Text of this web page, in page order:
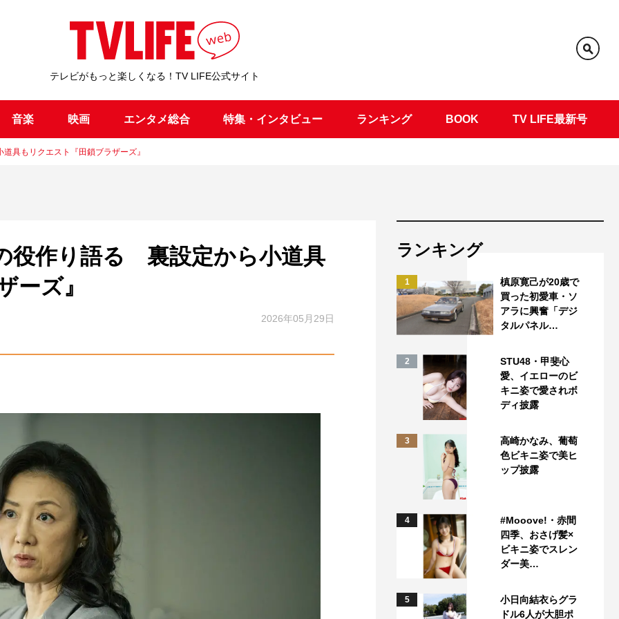
テレビがもっと楽しくなる！TV LIFE公式サイト
音楽 映画 エンタメ総合 特集・インタビュー ランキング BOOK TV LIFE最新号
具もリクエスト『田鎖ブラザーズ』
役作り語る 裏設定から小道具
ーズ』
2026年05月29日
ランキング
1
槙原寛己が20歳で
買った初愛車・ソ
アラに興奮「デジ
タルパネル…
2
STU48・甲斐心
愛、イエローのビ
キニ姿で愛されボ
ディ披露
3
高崎かなみ、葡萄
色ビキニ姿で美ヒ
ップ披露
4
#Mooove!・赤間
四季、おさげ髪×
ビキニ姿でスレン
ダー美…
5
小日向結衣らグラ
ドル6人が大胆ポ